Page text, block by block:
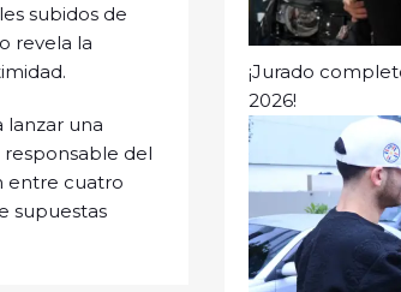
subidos de
revela la
lanzar una
del
entre cuatro
supuestas
¡Jurado
2026!